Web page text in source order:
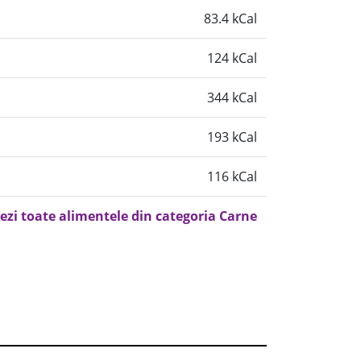
83.4 kCal
124 kCal
344 kCal
193 kCal
116 kCal
toate alimentele din categoria Carne